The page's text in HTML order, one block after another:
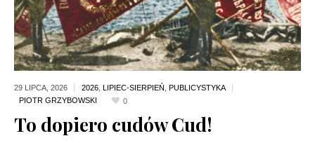
29 LIPCA, 2026 2026, LIPIEC-SIERPIEŃ
PUBLICYSTYKA
0
To dopiero cudów Cud!